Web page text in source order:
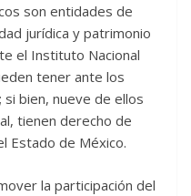
son entidades de
jurídica y patrimonio
el Instituto Nacional
tener ante los
bien, nueve de ellos
tienen derecho de
Estado de México.
la participación del